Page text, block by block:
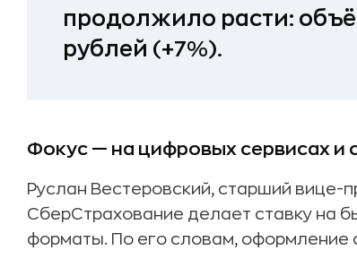
продолжило расти:
рублей (+7%).
Фокус — на цифровых сервисах и
Руслан Вестеровский, старший вице-
СберСтрахование делает ставку на
форматы. По его словам, оформление